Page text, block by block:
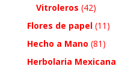
Vitroleros (42)
Flores de papel (11)
Hecho a Mano (81)
Herbolaria Mexicana